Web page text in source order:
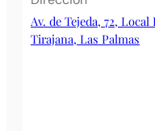
Av. de Tejeda, 72,
Tirajana, Las Palmas